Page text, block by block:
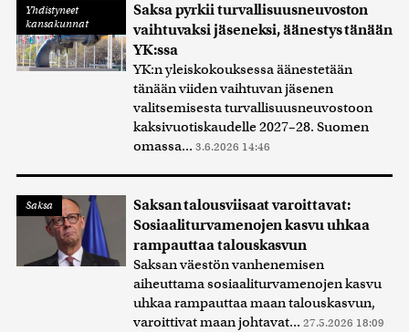
Yhdistyneet
kansakunnat
Saksa pyrkii turvallisuusneuvoston
vaihtuvaksi jäseneksi, äänestys tänään
YK:ssa
YK:n yleiskokouksessa äänestetään
tänään viiden vaihtuvan jäsenen
valitsemisesta turvallisuusneuvostoon
kaksivuotiskaudelle 2027–28. Suomen
omassa... 3.6.2026 14:46
Saksa
Saksan talousviisaat varoittavat:
Sosiaaliturvamenojen kasvu uhkaa
rampauttaa talouskasvun
Saksan väestön vanhenemisen
aiheuttama sosiaaliturvamenojen kasvu
uhkaa rampauttaa maan talouskasvun,
varoittivat maan johtavat... 27.5.2026 18:09